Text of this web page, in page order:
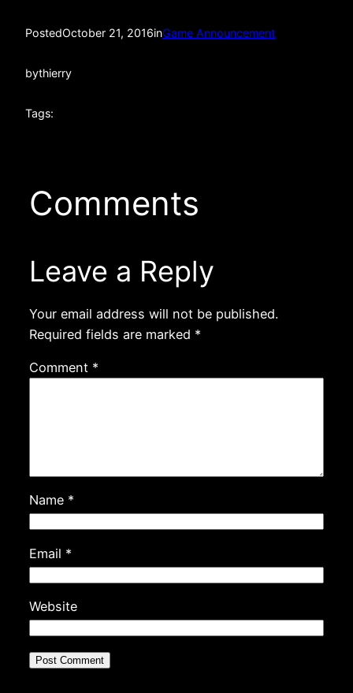
PostedOctober 21, 2016inGame Announcement
bythierry
Tags:
Comments
Leave a Reply
Your email address will not be published.
Required fields are marked *
Comment *
Name *
Email *
Website